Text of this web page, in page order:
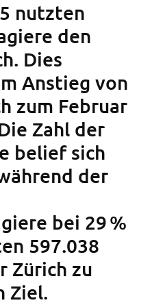
nutzten
den
Dies
Anstieg von
zum Februar
Zahl der
belief sich
der
bei 29 %
597.038
Zürich zu
Ziel.